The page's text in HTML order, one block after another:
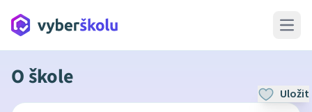
Open
O škole
Uložit